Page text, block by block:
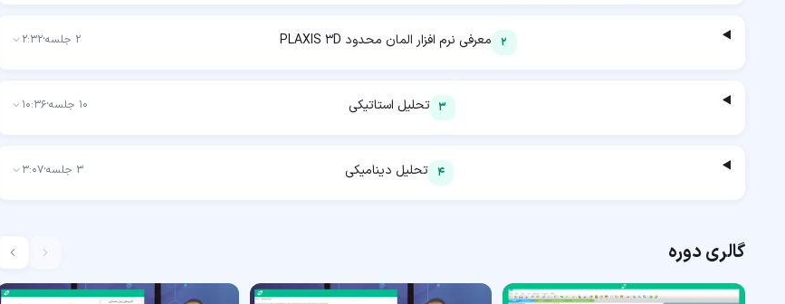
2 معرفی نرم افزار المان محدود PLAXIS 3D 2 جلسه·
2:32
3 تحلیل استاتیکی 10 جلسه·
10:36
4 تحلیل دینامیکی 3 جلسه·
3:07
گالری دوره